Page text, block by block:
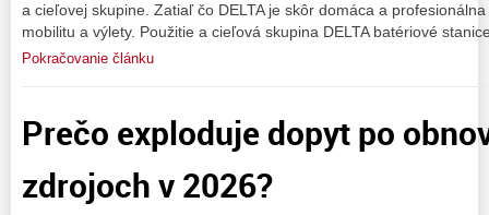
a cieľovej skupine. Zatiaľ čo DELTA je skôr domáca a
mobilitu a výlety. Použitie a cieľová skupina DELTA batériové
Pokračovanie článku
Prečo exploduje dopyt po
zdrojoch v 2026?